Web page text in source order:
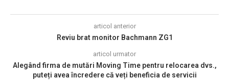
articol anterior
Reviu brat monitor Bachmann ZG1
articol urmator
Alegând firma de mutări Moving Time pentru relocarea dvs.,
puteți avea încredere că veți beneficia de servicii